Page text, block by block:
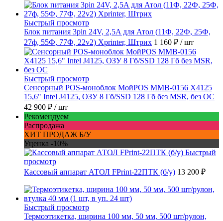
Быстрый просмотр
Блок питания 3pin 24V, 2,5A для Атол (11Ф, 22Ф, 25Ф,
27ф, 55Ф, 77Ф, 22v2) Xprinter, Штрих 1 160 ₽ / шт
Быстрый просмотр
Сенсорный POS-моноблок МойPOS MMB-0156 X4125
15,6" Intel J4125, ОЗУ 8 Гб/SSD 128 Гб без MSR, без ОС
42 900 ₽ / шт
Рекомендуем
Распродажа
ХИТ ПРОДАЖ Б/У
Уценка -10%
Быстрый
просмотр
Кассовый аппарат АТОЛ FPrint-22ПТК (б/у) 13 200 ₽
Быстрый просмотр
Термоэтикетка, ширина 100 мм, 50 мм, 500 шт/рулон,